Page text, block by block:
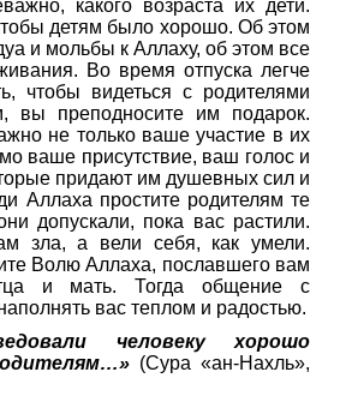
какого возраста их дети.
детям было хорошо. Об этом
и мольбы к Аллаху, об этом все
Во время отпуска легче
чтобы видеться с родителями
вы преподносите им подарок.
не только ваше участие в их
ваше присутствие, ваш голос и
придают им душевных сил и
Аллаха простите родителям те
допускали, пока вас растили.
зла, а вели себя, как умели.
Волю Аллаха, пославшего вам
и мать. Тогда общение с
вас теплом и радостью.
человеку хорошо
(Сура «ан-Нахль»,